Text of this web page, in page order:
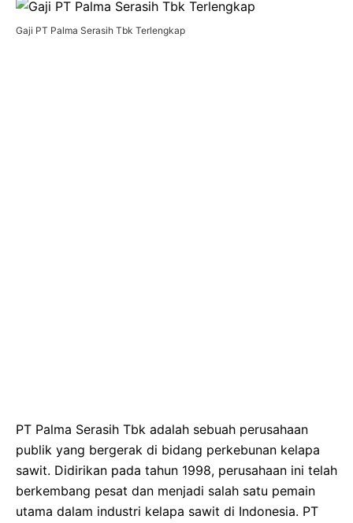
Gaji PT Palma Serasih Tbk Terlengkap
PT Palma Serasih Tbk adalah sebuah perusahaan
publik yang bergerak di bidang perkebunan kelapa
sawit. Didirikan pada tahun 1998, perusahaan ini telah
berkembang pesat dan menjadi salah satu pemain
utama dalam industri kelapa sawit di Indonesia. PT